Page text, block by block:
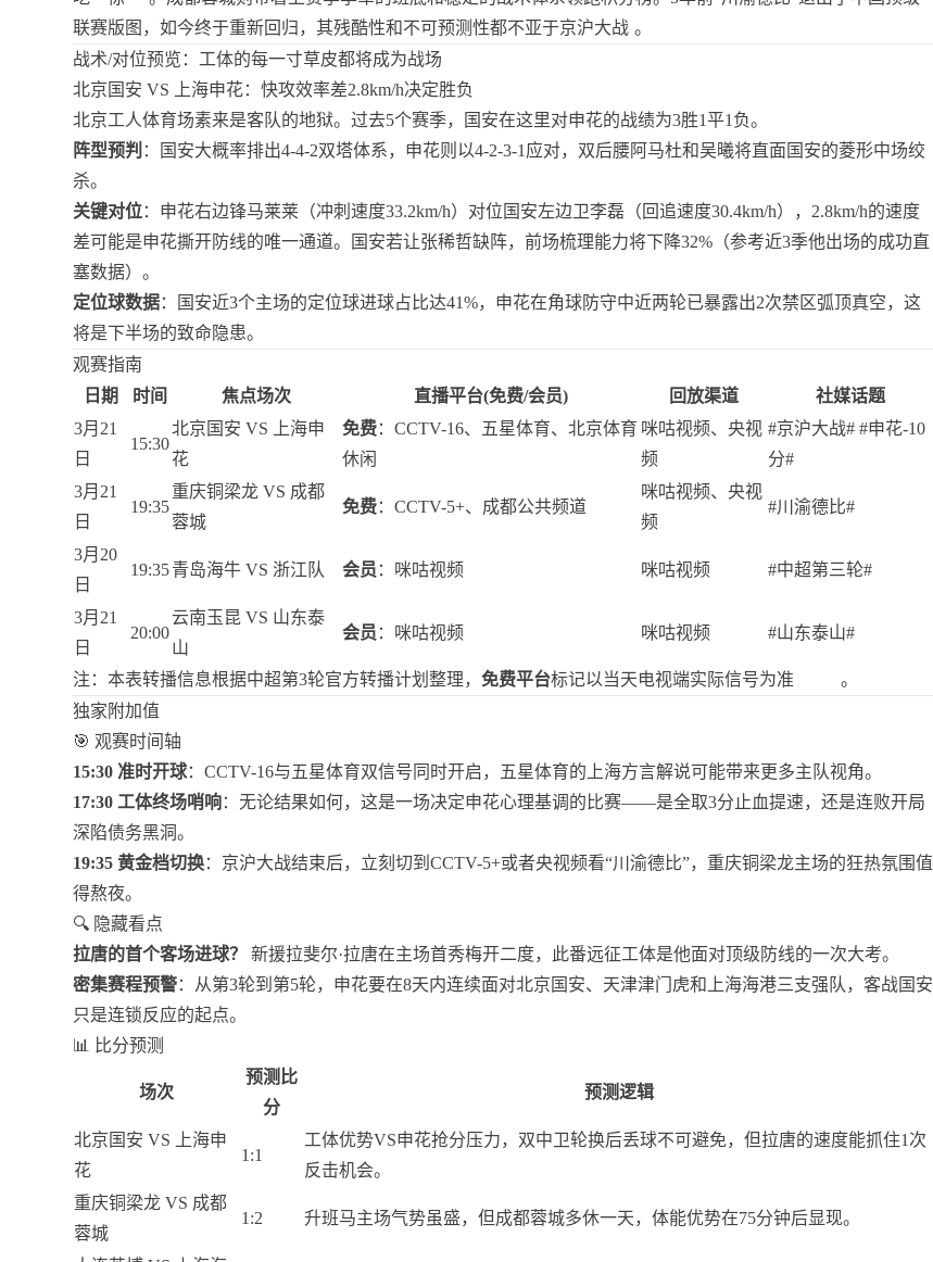
联赛版图，如今终于重新回归，其残酷性和不可预测性都不亚于京沪大战 。
战术/对位预览：工体的每一寸草皮都将成为战场
北京国安 VS 上海申花：快攻效率差2.8km/h决定胜负
北京工人体育场素来是客队的地狱。过去5个赛季，国安在这里对申花的战绩为3胜1平1负。
阵型预判 ：国安大概率排出4-4-2双塔体系，申花则以4-2-3-1应对，双后腰阿马杜和吴曦将直面国安的菱形中场绞
杀。
关键对位：申花右边锋马莱莱（冲刺速度33.2km/h）对位国安左边卫李磊（回追速度30.4km/h），2.8km/h的速度
差可能是申花撕开防线的唯一通道。国安若让张稀哲缺阵，前场梳理能力将下降32%（参考近3季他出场的成功直
塞数据）。
定位球数据：国安近3个主场的定位球进球占比达41%，申花在角球防守中近两轮已暴露出2次禁区弧顶真空，这
将是下半场的致命隐患。
观赛指南
日期
时间 焦点场次 直播平台(免费/会员) 回放渠道
社媒话题
3月21
日
15:30
北京国安 VS 上海申
花
免费：CCTV-16、五星体育、北京体育
休闲
咪咕视频、央视
频
#京沪大战# #申花-10
分#
3月21
日
19:35
重庆铜梁龙 VS 成都
蓉城
免费：CCTV-5+、成都公共频道
咪咕视频、央视
频
#川渝德比#
3月20
日
19:35青岛海牛 VS 浙江队 会员 ：咪咕视频 咪咕视频 #中超第三轮#
3月21
日
20:00
云南玉昆 VS 山东泰
山
会员 ：咪咕视频 咪咕视频 #山东泰山#
注：本表转播信息根据中超第3轮官方转播计划整理，免费平台标记以当天电视端实际信号为准
。
独家附加值
🎯 观赛时间轴
15:30 准时开球：CCTV-16与五星体育双信号同时开启，五星体育的上海方言解说可能带来更多主队视角。
17:30 工体终场哨响：无论结果如何，这是一场决定申花心理基调的比赛——是全取3分止血提速，还是连败开局
深陷债务黑洞。
19:35 黄金档切换：京沪大战结束后，立刻切到CCTV-5+或者央视频看“川渝德比”，重庆铜梁龙主场的狂热氛围值
得熬夜。
🔍 隐藏看点
拉唐的首个客场进球？
新援拉斐尔·拉唐在主场首秀梅开二度，此番远征工体是他面对顶级防线的一次大考。
密集赛程预警：从第3轮到第5轮，申花要在8天内连续面对北京国安、天津津门虎和上海海港三支强队，客战国安
只是连锁反应的起点。
📊 比分预测
场次
预测比
分
预测逻辑
北京国安 VS 上海申
花
1:1
工体优势VS申花抢分压力，双中卫轮换后丢球不可避免，但拉唐的速度能抓住1次
反击机会。
重庆铜梁龙 VS 成都
蓉城
1:2 升班马主场气势虽盛，但成都蓉城多休一天，体能优势在75分钟后显现。